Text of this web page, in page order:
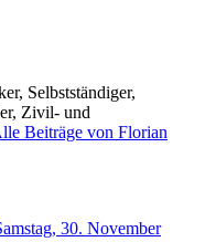
Selbstständiger,
Zivil- und
Beiträge von Florian
30. November